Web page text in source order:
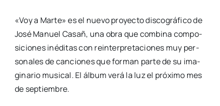
«Voy a Mar­te» es el nue­vo pro­yec­to dis­co­grá­fi­co de
José Manuel Casañ, una obra que com­bi­na com­po­
si­cio­nes iné­di­tas con rein­ter­pre­ta­cio­nes muy per­
so­na­les de can­cio­nes que for­man par­te de su ima­
gi­na­rio musi­cal. El álbum verá la luz el pró­xi­mo mes
de sep­tiem­bre.